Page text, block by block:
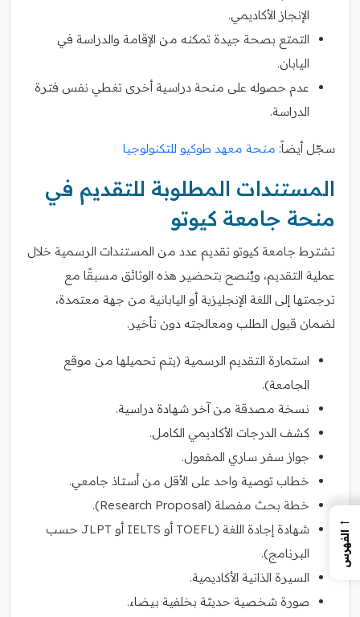
الإنجاز الأكاديمي.
التمتع بصحة جيدة تمكنه من الإقامة والدراسة في
اليابان.
عدم حصوله على منحة دراسية أخرى تغطي نفس فترة
الدراسة.
سجّل أيضاً: منحة معهد طوكيو للتكنولوجيا
المستندات المطلوبة للتقديم في
منحة جامعة كيوتو
تشترط جامعة كيوتو تقديم عدد من المستندات الرسمية خلال
عملية التقديم، ويُنصح بتحضير هذه الوثائق مسبقًا مع
ترجمتها إلى اللغة الإنجليزية أو اليابانية من جهة معتمدة،
لضمان قبول الطلب ومعالجته دون تأخير.
استمارة التقديم الرسمية (يتم تحميلها من موقع
الجامعة).
نسخة مصدقة من آخر شهادة دراسية.
كشف الدرجات الأكاديمي الكامل.
جواز سفر ساري المفعول.
خطاب توصية واحد على الأقل من أستاذ جامعي.
خطة بحث مفصلة (Research Proposal).
شهادة إجادة اللغة (TOEFL أو IELTS أو JLPT حسب
البرنامج).
السيرة الذاتية الأكاديمية.
صورة شخصية حديثة بخلفية بيضاء.
←
الفهرس